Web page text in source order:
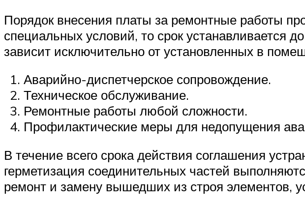
Порядок внесения платы за ремонтные работы
специальных условий, то срок устанавливается
зависит исключительно от установленных в
Аварийно-диспетчерское сопровождение.
Техническое обслуживание.
Ремонтные работы любой сложности.
Профилактические меры для недопущения
В течение всего срока действия соглашения
герметизация соединительных частей
ремонт и замену вышедших из строя элементов,